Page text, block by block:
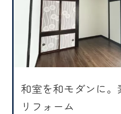
和室を和モダンに。
リフォーム